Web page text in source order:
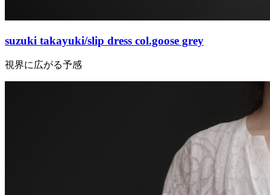
suzuki takayuki/slip dress col.goose grey
視界に広がる予感